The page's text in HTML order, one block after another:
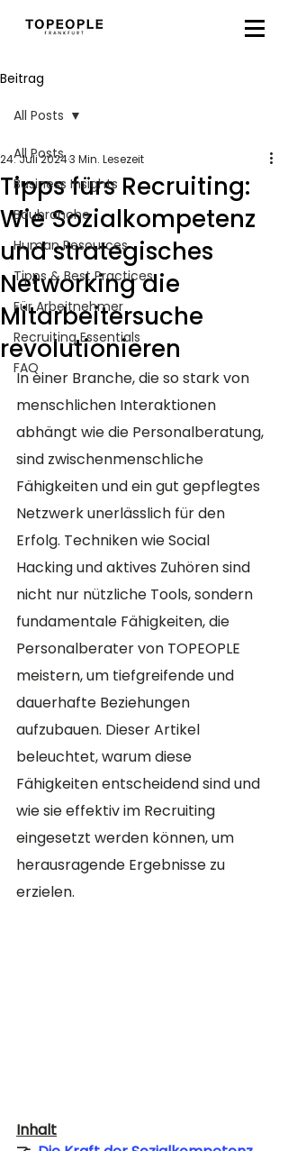
Beitrag
All Posts
Business Insights
Baubranche
Human Resources
Tipps & Best Practices
Für Arbeitnehmer
Recruiting Essentials
FAQ
All Posts
Tipps fürs Recruiting:
Wie Sozialkompetenz
und strategisches
Networking die
Mitarbeitersuche
revolutionieren
24. Juli 20243 Min. Lesezeit
In einer Branche, die so stark von
menschlichen Interaktionen
abhängt wie die Personalberatung,
sind zwischenmenschliche
Fähigkeiten und ein gut gepflegtes
Netzwerk unerlässlich für den
Erfolg. Techniken wie Social
Hacking und aktives Zuhören sind
nicht nur nützliche Tools, sondern
fundamentale Fähigkeiten, die
Personalberater von TOPEOPLE
meistern, um tiefgreifende und
dauerhafte Beziehungen
aufzubauen. Dieser Artikel
beleuchtet, warum diese
Fähigkeiten entscheidend sind und
wie sie effektiv im Recruiting
eingesetzt werden können, um
herausragende Ergebnisse zu
erzielen.
Inhalt